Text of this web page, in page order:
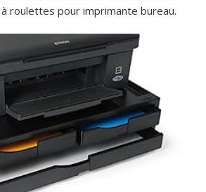
roulettes pour imprimante bureau.